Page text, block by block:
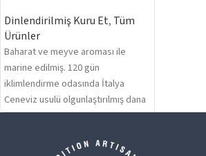
Dinlendirilmiş Kuru Et, Tüm
Ürünler
Baharat ve meyve aroması ile
marine edilmiş. 120 gün
iklimlendirme odasında İtalya
Ceneviz usulü olgunlaştırılmış dana
tranç. Gramaj: 250 gr